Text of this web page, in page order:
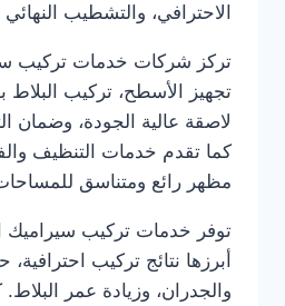
الاحترافي، والتشطيب
تركز شركات خدمات تركيب
تجهيز الأسطح، تركيب البلاط
لاصقة عالية الجودة، وضمان
كما تقدم خدمات التنظيف
مظهر رائع ومتناسق
توفر خدمات تركيب سيراميك
أبرزها نتائج تركيب احترافية،
والجدران، وزيادة عمر